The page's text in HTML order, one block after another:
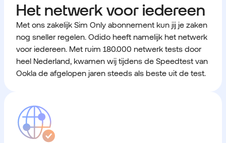
Het netwerk voor iedereen
Met ons zakelijk Sim Only abonnement kun jij je zaken
nog sneller regelen. Odido heeft namelijk het netwerk
voor iedereen. Met ruim 180.000 netwerk tests door
heel Nederland, kwamen wij tijdens de Speedtest van
Ookla de afgelopen jaren steeds als beste uit de test.